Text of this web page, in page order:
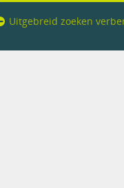
Uitgebreid zoeken
op basis van uw